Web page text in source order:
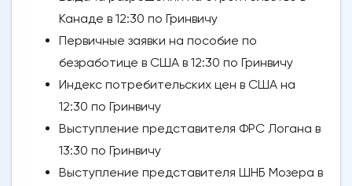
Канаде в 12:30 по Гринвичу
Первичные заявки на пособие по
безработице в США в 12:30 по Гринвичу
Индекс потребительских цен в США на
12:30 по Гринвичу
Выступление представителя ФРС Логана в
13:30 по Гринвичу
Выступление представителя ШНБ Мозера в